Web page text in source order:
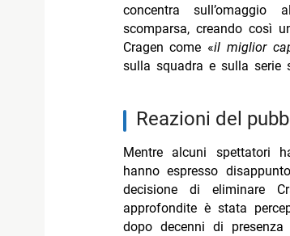
concentra
scomparsa, creando così
Cragen come «il miglior
sulla squadra e sulla serie
reazioni del
Mentre alcuni spettatori
hanno espresso
decisione di eliminare
approfondite è stata
dopo decenni di